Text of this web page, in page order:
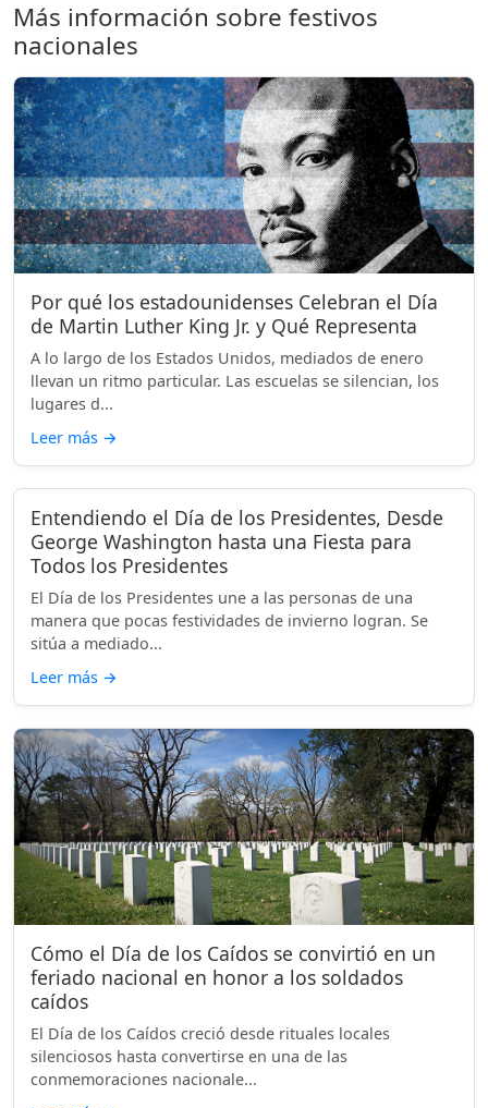
Más información sobre festivos
nacionales
Por qué los estadounidenses Celebran el Día
de Martin Luther King Jr. y Qué Representa
A lo largo de los Estados Unidos, mediados de enero
llevan un ritmo particular. Las escuelas se silencian, los
lugares d...
Leer más →
Entendiendo el Día de los Presidentes, Desde
George Washington hasta una Fiesta para
Todos los Presidentes
El Día de los Presidentes une a las personas de una
manera que pocas festividades de invierno logran. Se
sitúa a mediado...
Leer más →
Cómo el Día de los Caídos se convirtió en un
feriado nacional en honor a los soldados
caídos
El Día de los Caídos creció desde rituales locales
silenciosos hasta convertirse en una de las
conmemoraciones nacionale...